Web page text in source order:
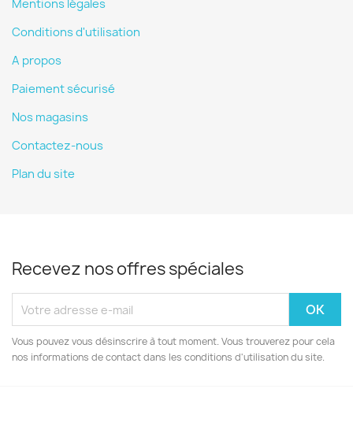
Mentions légales
Conditions d'utilisation
A propos
Paiement sécurisé
Nos magasins
Contactez-nous
Plan du site
Recevez nos offres spéciales
Vous pouvez vous désinscrire à tout moment. Vous trouverez pour cela
nos informations de contact dans les conditions d'utilisation du site.